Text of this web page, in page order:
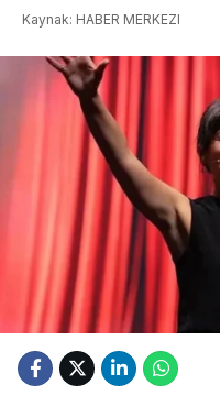
Kaynak: HABER MERKEZI